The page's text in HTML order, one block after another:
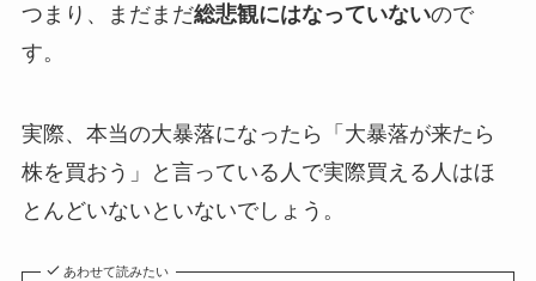
つまり、まだまだ総悲観にはなっていないので
す。
実際、本当の大暴落になったら「大暴落が来たら
株を買おう」と言っている人で実際買える人はほ
とんどいないといないでしょう。
あわせて読みたい